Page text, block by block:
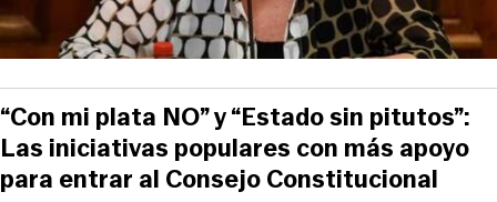
“Con mi plata NO” y “Estado sin pitutos”:
Las iniciativas populares con más apoyo
para entrar al Consejo Constitucional